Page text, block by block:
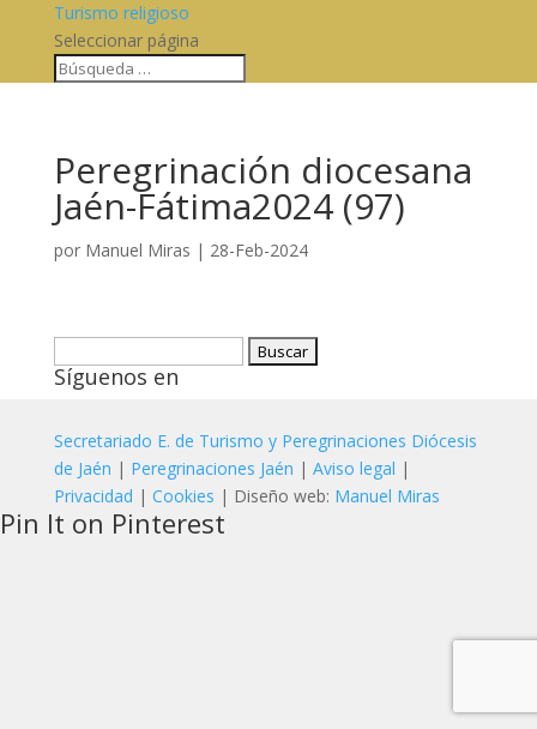
Turismo religioso
Seleccionar página
Peregrinación diocesana
Jaén-Fátima2024 (97)
por Manuel Miras | 28-Feb-2024
Síguenos en
Secretariado E. de Turismo y Peregrinaciones Diócesis
de Jaén | Peregrinaciones Jaén | Aviso legal |
Privacidad | Cookies | Diseño web: Manuel Miras
Pin It on Pinterest